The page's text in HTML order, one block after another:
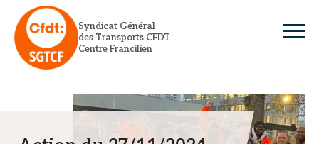
content
Syndicat Général
des Transports CFDT
Centre Francilien